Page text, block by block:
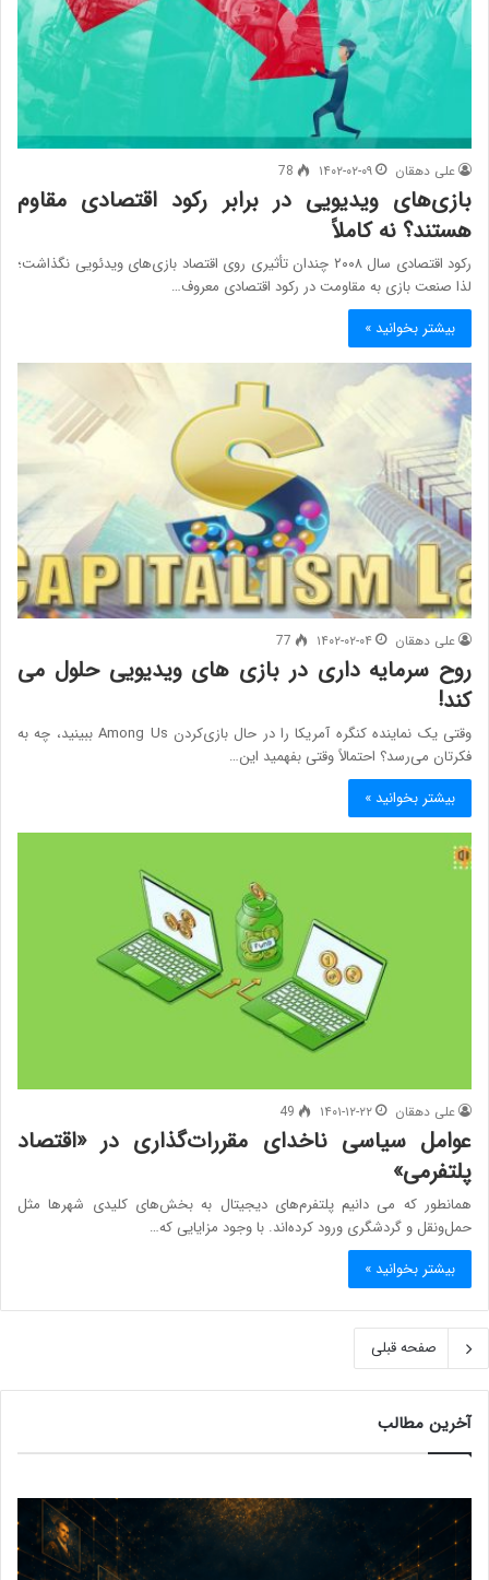
علی دهقان ۱۴۰۲-۰۲-۰۹ 78
بازی‌های ویدیویی در برابر رکود اقتصادی مقاوم
هستند؟ نه کاملاً
رکود اقتصادی سال ۲۰۰۸ چندان تأثیری روی اقتصاد بازی‌های ویدئویی نگذاشت؛
لذا صنعت بازی به مقاومت در رکود اقتصادی معروف…
بیشتر بخوانید »
علی دهقان ۱۴۰۲-۰۲-۰۴ 77
روح سرمایه داری در بازی های ویدیویی حلول می
کند!
وقتی یک نماینده کنگره آمریکا را در حال بازی‌کردن Among Us ببینید، چه به
فکرتان می‌رسد؟ احتمالاً وقتی بفهمید این…
بیشتر بخوانید »
علی دهقان ۱۴۰۱-۱۲-۲۲ 49
عوامل سیاسی ناخدای مقررات‌گذاری در «اقتصاد
پلتفرمی»
همانطور که می دانیم پلتفرم‌های دیجیتال به بخش‌های کلیدی شهرها مثل
حمل‌ونقل و گردشگری ورود کرده‌اند. با وجود مزایایی که…
بیشتر بخوانید »
صفحه قبلی
آخرین مطالب